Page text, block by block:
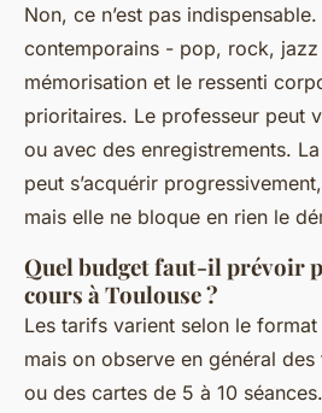
Non, ce n’est pas
contemporains - pop, rock, jazz
mémorisation et le ressenti
prioritaires. Le professeur peut
ou avec des enregistrements.
peut s’acquérir
mais elle ne bloque en rien le
Quel budget faut-il prévoir
cours à Toulouse ?
Les tarifs varient selon le
mais on observe en général
ou des cartes de 5 à 10